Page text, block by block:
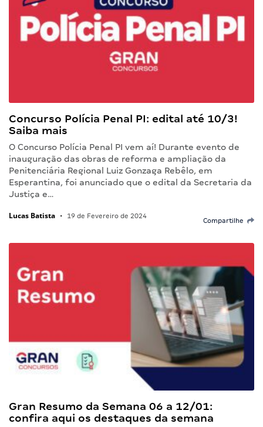
Concurso Polícia Penal PI: edital até 10/3!
Saiba mais
O Concurso Polícia Penal PI vem aí! Durante evento de
inauguração das obras de reforma e ampliação da
Penitenciária Regional Luiz Gonzaga Rebêlo, em
Esperantina, foi anunciado que o edital da Secretaria da
Justiça e…
Lucas Batista • 19 de Fevereiro de 2024
Compartilhe
Gran Resumo da Semana 06 a 12/01:
confira aqui os destaques da semana